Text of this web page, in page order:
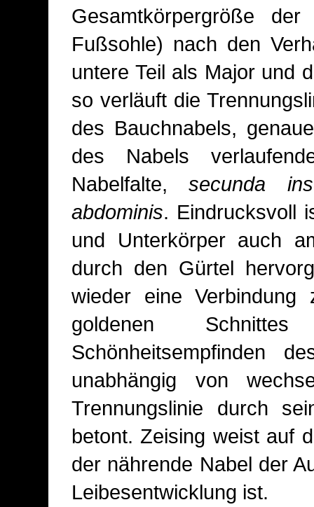
Gesamtkörpergröße
Fußsohle) nach den
untere Teil als Major und
so verläuft die
des Bauchnabels,
des Nabels
Nabelfalte,secunda
abdominis. Eindrucksvoll
und Unterkörper auch
durch den Gürtel
wieder eine Verbindung
goldenen
Schönheitsempfinden
unabhängig von
Trennungslinie durch
betont. Zeising weist auf
der nährende Nabel der
Leibesentwicklung ist.